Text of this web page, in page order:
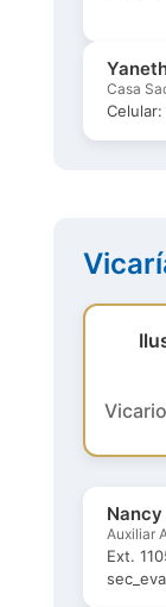
Casa
Celular:
Auxiliar
Ext.